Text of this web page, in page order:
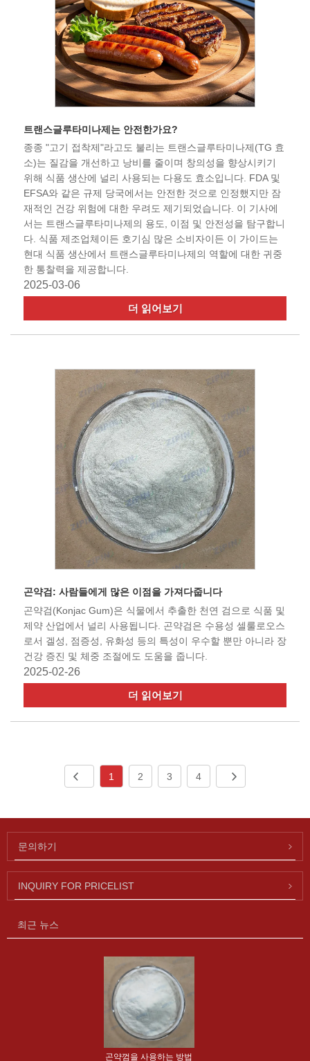
트랜스글루타미나제는 안전한가요?
종종 "고기 접착제"라고도 불리는 트랜스글루타미나제(TG 효
소)는 질감을 개선하고 낭비를 줄이며 창의성을 향상시키기
위해 식품 생산에 널리 사용되는 다용도 효소입니다. FDA 및
EFSA와 같은 규제 당국에서는 안전한 것으로 인정했지만 잠
재적인 건강 위험에 대한 우려도 제기되었습니다. 이 기사에
서는 트랜스글루타미나제의 용도, 이점 및 안전성을 탐구합니
다. 식품 제조업체이든 호기심 많은 소비자이든 이 가이드는
현대 식품 생산에서 트랜스글루타미나제의 역할에 대한 귀중
한 통찰력을 제공합니다.
2025-03-06
더 읽어보기
곤약검: 사람들에게 많은 이점을 가져다줍니다
곤약검(Konjac Gum)은 식물에서 추출한 천연 검으로 식품 및
제약 산업에서 널리 사용됩니다. 곤약검은 수용성 셀룰로오스
로서 겔성, 점증성, 유화성 등의 특성이 우수할 뿐만 아니라 장
건강 증진 및 체중 조절에도 도움을 줍니다.
2025-02-26
더 읽어보기
1 2 3 4
문의하기
INQUIRY FOR PRICELIST
최근 뉴스
곤약껌을 사용하는 방법